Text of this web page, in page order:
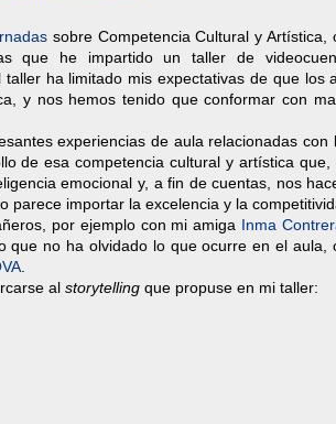
sobre Competencia Cultural y
he impartido un taller de
ha limitado mis expectativas de que los
y nos hemos tenido que conformar con
experiencias de aula relacionadas con
de esa competencia cultural y artística
emocional y, a fin de cuentas, nos
importar la excelencia y la
por ejemplo con mi amiga Inma
que no ha olvidado lo que ocurre en el
al storytelling que propuse en mi taller: